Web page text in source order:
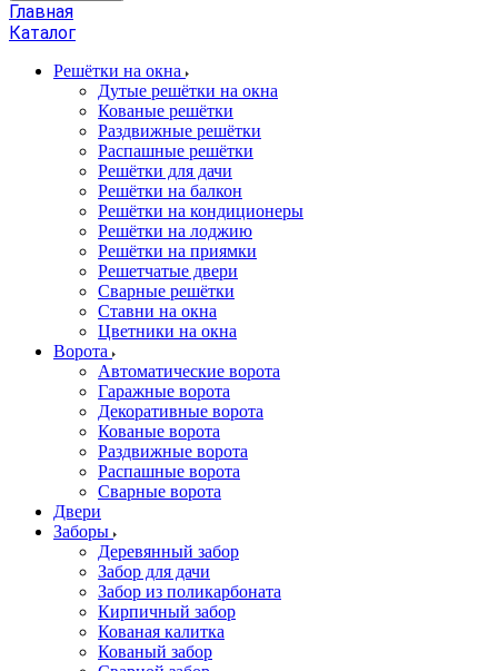
Главная
Каталог
Решётки на окна
Дутые решётки на окна
Кованые решётки
Раздвижные решётки
Распашные решётки
Решётки для дачи
Решётки на балкон
Решётки на кондиционеры
Решётки на лоджию
Решётки на приямки
Решетчатые двери
Сварные решётки
Ставни на окна
Цветники на окна
Ворота
Автоматические ворота
Гаражные ворота
Декоративные ворота
Кованые ворота
Раздвижные ворота
Распашные ворота
Сварные ворота
Двери
Заборы
Деревянный забор
Забор для дачи
Забор из поликарбоната
Кирпичный забор
Кованая калитка
Кованый забор